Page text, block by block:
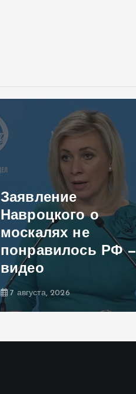
Заявление
Навроцкого о
москалях не
понравилось РФ —
видео
7 августа, 2026